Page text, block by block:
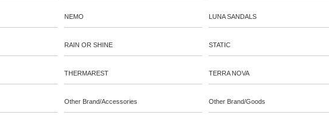
NEMO LUNA SANDALS
RAIN OR SHINE STATIC
THERMAREST TERRA NOVA
Other Brand/Accessories Other Brand/Goods